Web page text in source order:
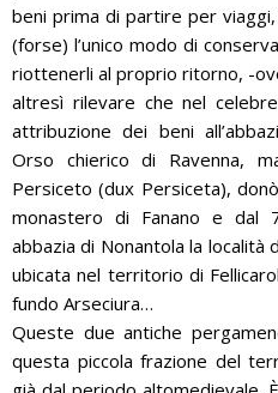
beni prima di partire per
(forse) l’unico modo di
riottenerli al proprio ritorno, -
altresì rilevare che nel
attribuzione dei beni
Orso chierico di Ravenna,
Persiceto (dux Persiceta),
monastero di Fanano e dal
abbazia di Nonantola la località
ubicata nel territorio di
fundo Arseciura…
Queste due antiche
questa piccola frazione del